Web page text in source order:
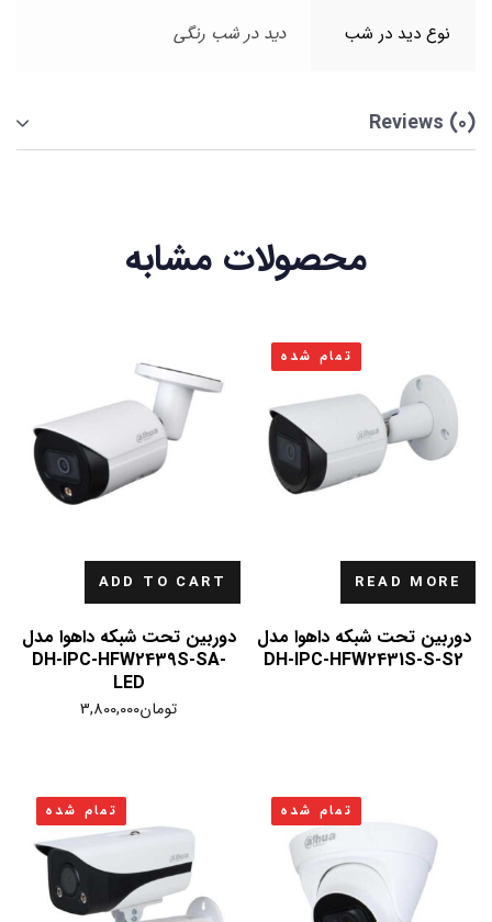
نوع دید در شب دید در شب رنگی
Reviews (0)
محصولات مشابه
تمام شده
READ MORE
دوربین تحت شبکه داهوا مدل
DH-IPC-HFW2431S-S-S2
ADD TO CART
دوربین تحت شبکه داهوا مدل
DH-IPC-HFW2439S-SA-
LED
تومان3,800,000
تمام شده تمام شده